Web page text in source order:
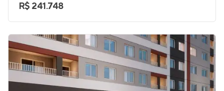
R$ 241.748